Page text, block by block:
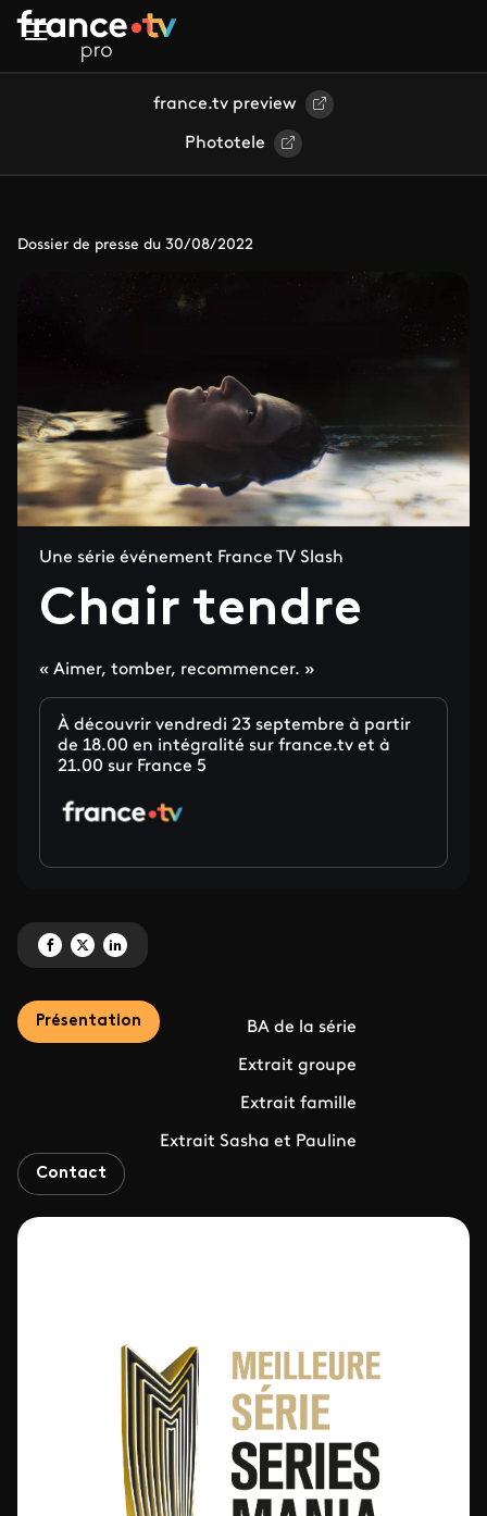
Aller au contenu principal
france.tv preview
Phototele
Dossier de presse du 30/08/2022
Une série événement France TV Slash
Chair tendre
« Aimer, tomber, recommencer. »
À découvrir vendredi 23 septembre à partir
de 18.00 en intégralité sur france.tv et à
21.00 sur France 5
Partagez 'Chair tendre' sur Facebook
Partagez 'Chair tendre' sur X
Partagez 'Chair tendre' sur LinkedIn
Présentation BA de la série
Extrait groupe
Extrait famille
Extrait Sasha et Pauline
Contact